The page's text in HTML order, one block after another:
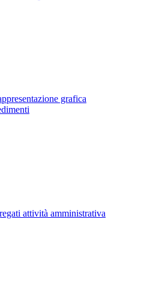
grafica
attività amministrativa